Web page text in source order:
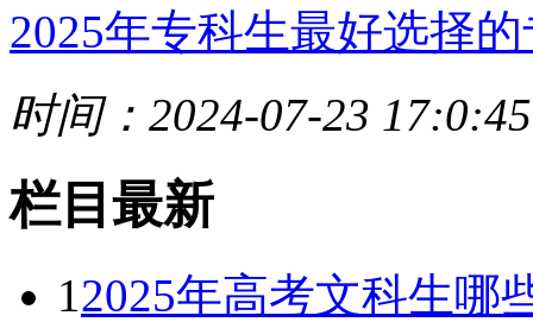
2025年专科生最好选择
时间：2024-07-23 17:0:45
栏目最新
12025年高考文科生哪